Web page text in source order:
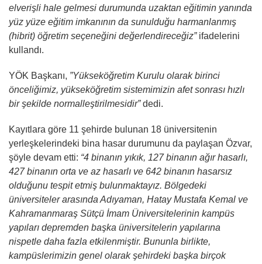
elverişli hale gelmesi durumunda uzaktan eğitimin yanında
yüz yüze eğitim imkanının da sunulduğu harmanlanmış
(hibrit) öğretim seçeneğini değerlendireceğiz”ifadelerini
kullandı.
YÖK Başkanı, ”Yükseköğretim Kurulu olarak birinci
önceliğimiz, yükseköğretim sistemimizin afet sonrası hızlı
bir şekilde normalleştirilmesidir”dedi.
Kayıtlara göre 11 şehirde bulunan 18 üniversitenin
yerleşkelerindeki bina hasar durumunu da paylaşan Özvar,
şöyle devam etti: “4 binanın yıkık, 127 binanın ağır hasarlı,
427 binanın orta ve az hasarlı ve 642 binanın hasarsız
olduğunu tespit etmiş bulunmaktayız. Bölgedeki
üniversiteler arasında Adıyaman, Hatay Mustafa Kemal ve
Kahramanmaraş Sütçü İmam Üniversitelerinin kampüs
yapıları depremden başka üniversitelerin yapılarına
nispetle daha fazla etkilenmiştir. Bununla birlikte,
kampüslerimizin genel olarak şehirdeki başka birçok